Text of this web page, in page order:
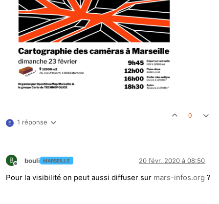
E 1 réponse
0
B
Hors-ligne
bouli MARSEILLE 20 févr. 2020 à 08:50
Pour la visibilité on peut aussi diffuser sur mars-infos.org ?